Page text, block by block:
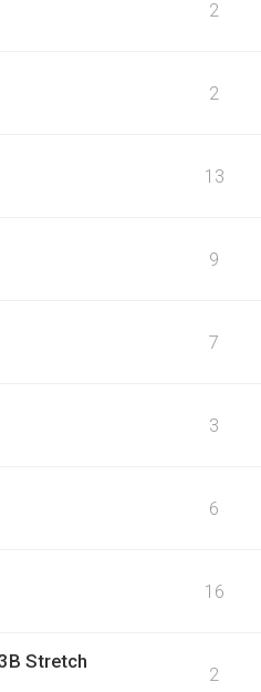
2
2
13
9
7
3
6
16
Stretch
2